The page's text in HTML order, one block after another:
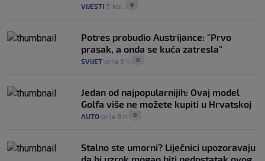
VIJESTI 7. kol. 9
Potres probudio Austrijance: "Prvo
prasak, a onda se kuća zatresla"
SVIJET prije 6 h 0
Jedan od najpopularnijih: Ovaj model
Golfa više ne možete kupiti u Hrvatskoj
AUTO prije 8 h 0
Stalno ste umorni? Liječnici upozoravaju
da bi uzrok mogao biti nedostatak ovog